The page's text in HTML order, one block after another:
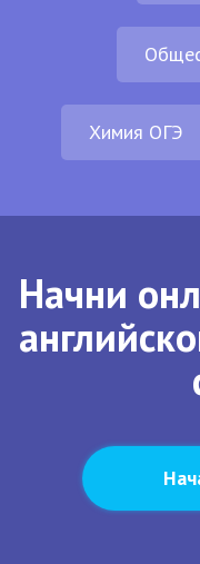
Химия ОГЭ
Начни